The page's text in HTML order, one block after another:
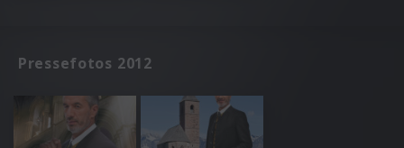
Pressefotos 2012